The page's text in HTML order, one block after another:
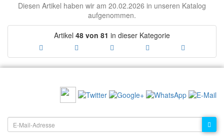
Diesen Artikel haben wir am 20.02.2026 in unseren Katalog
aufgenommen.
Artikel 48 von 81 in dieser Kategorie